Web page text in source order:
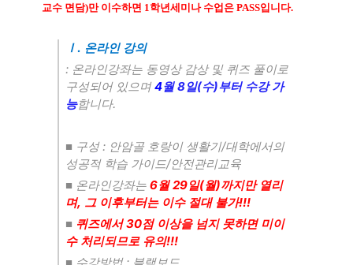
교수 면담)만 이수하면 1 학년세미나 수업은 PASS입니다.
Ⅰ. 온라인 강의
: 온라인강좌는 동영상 감상 및 퀴즈 풀이로
구성되어 있으며4월8일(수)부터 수강 가
능합니다.
​■ 구성 : 안암골 호랑이 생활기/대학에서의
성공적 학습 가이드/안전관리교육
​■ 온라인강좌는 6월29일(월)까지만 열리
며, 그 이후부터는 이수 절대 불가!!!
■ 퀴즈에서30점 이상을 넘지 못하면 미이
수 처리되므로 유의!!!
■ 수강방법 : 블랙보드